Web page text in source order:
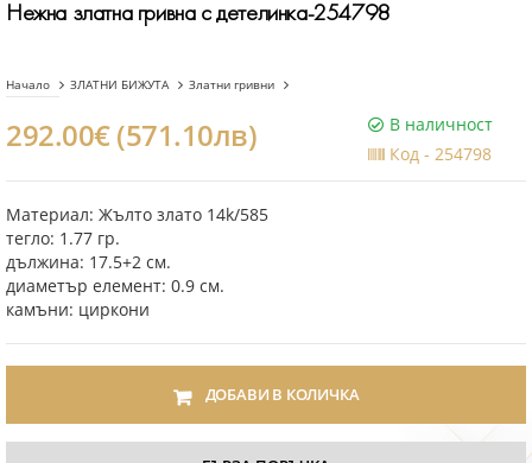
Нежна златна гривна с детелинка-254798
Начало ЗЛАТНИ БИЖУТА Златни гривни
292.00€ (571.10лв)
В наличност
Код -254798
Материал: Жълто злато 14k/585
тегло: 1.77 гр.
дължина: 17.5+2 см.
диаметър елемент: 0.9 см.
камъни: циркони
ДОБАВИ В КОЛИЧКА